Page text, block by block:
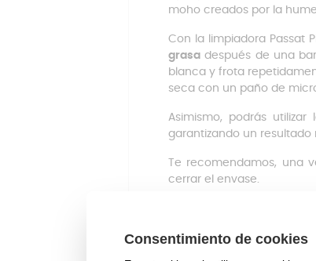
moho creados por la
Con la limpiadora Passat
grasa después de una
blanca y frota
seca con un paño de
Asimismo, podrás utilizar
garantizando un resultado
Te recomendamos, una
cerrar el envase.
¿Quieres saber para